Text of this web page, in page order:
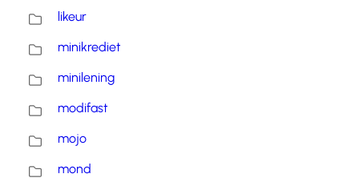
likeur
minikrediet
minilening
modifast
mojo
mond